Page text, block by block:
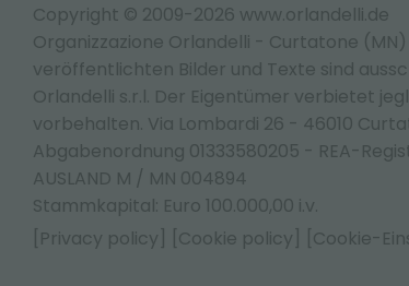
Copyright © 2009-2026 www.orlandelli.de
Organizzazione Orlandelli - Curtatone
veröffentlichten Bilder und Texte sind
Orlandelli s.r.l. Der Eigentümer verbietet
vorbehalten. Via Lombardi 26 - 46010
Abgabenordnung 01333580205 - REA-
AUSLAND M / MN 004894
Stammkapital: Euro 100.000,00 i.v.
[Privacy policy]
[Cookie policy] [Cookie-